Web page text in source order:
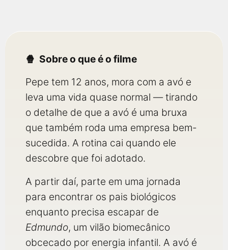
Sobre o que é o filme
Pepe tem 12 anos, mora com a avó e
leva uma vida quase normal — tirando
o detalhe de que a avó é uma bruxa
que também roda uma empresa bem-
sucedida. A rotina cai quando ele
descobre que foi adotado.
A partir daí, parte em uma jornada
para encontrar os pais biológicos
enquanto precisa escapar de
Edmundo, um vilão biomecânico
obcecado por energia infantil. A avó é